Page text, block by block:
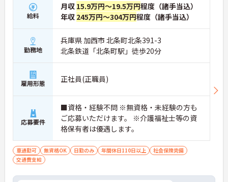
給料
月収 15.9万円～19.5万円程度（諸手当込）
年収 245万円～304万円程度（諸手当込）
勤務地
兵庫県 加西市 北条町北条391-3
北条鉄道「北条町駅」徒歩20分
雇用形態 正社員(正職員)
応募要件
■資格・経験不問 ※無資格・未経験の方も
ご応募いただけます。 ※介護福祉士等の資
格保有者は優遇します。
車通勤可 無資格OK 日勤のみ 年間休日110日以上
社会保険完備
交通費支給